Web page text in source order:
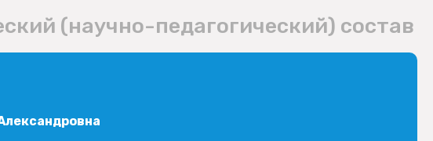
(научно-педагогический) состав